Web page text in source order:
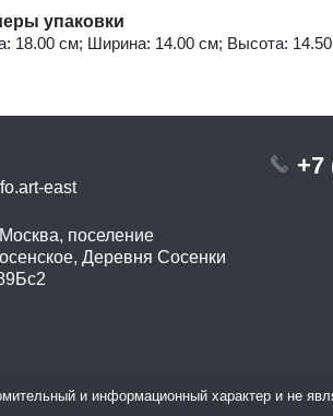
упаковки
18.00 см; Ширина: 14.00 см; Высота: 14.50
east
Москва, поселение
Деревня Сосенки
+7
и информационный характер и не